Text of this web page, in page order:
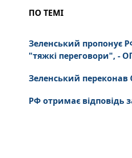
ПО ТЕМІ
Зеленський пропонує
"тяжкі переговори", -
Зеленський
РФ отримає відповідь